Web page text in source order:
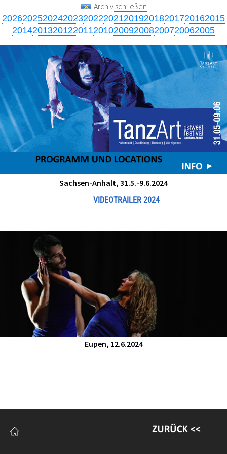
Archiv schließen
20262025202420232022202120192018201720162015
2014201320122011201020092008200720062005
Sachsen-Anhalt, 31.5.-9.6.2024
VIDEOTRAILER 2024
Eupen, 12.6.2024